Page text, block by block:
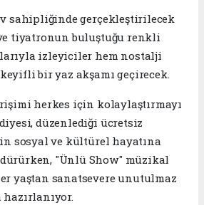
sahipliğinde gerçekleştirilecek
tiyatronun buluştuğu renkli
izleyiciler hem nostalji
bir yaz akşamı geçirecek.
herkes için kolaylaştırmayı
düzenlediği ücretsiz
sosyal ve kültürel hayatına
"Ünlü Show" müzikal
yaştan sanatsevere unutulmaz
hazırlanıyor.